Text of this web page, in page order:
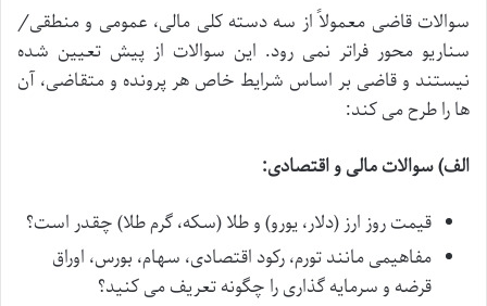
سوالات قاضی معمولاً از سه دسته کلی مالی، عمومی و منطقی/
سناریو محور فراتر نمی رود. این سوالات از پیش تعیین شده
نیستند و قاضی بر اساس شرایط خاص هر پرونده و متقاضی، آن
ها را طرح می کند:
الف) سوالات مالی و اقتصادی:
قیمت روز ارز (دلار، یورو) و طلا (سکه، گرم طلا) چقدر است؟
مفاهیمی مانند تورم، رکود اقتصادی، سهام، بورس، اوراق
قرضه و سرمایه گذاری را چگونه تعریف می کنید؟